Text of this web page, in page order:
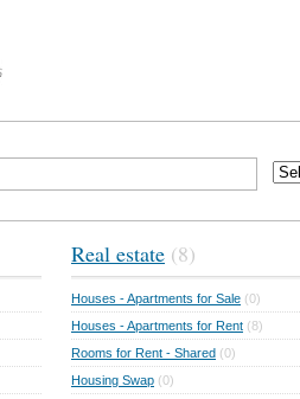
Real estate (8)
Houses - Apartments for Sale (0)
Houses - Apartments for Rent (8)
Rooms for Rent - Shared (0)
Housing Swap (0)